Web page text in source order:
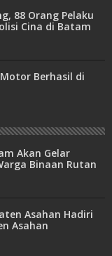
88 Orang Pelaku
Cina di Batam
Berhasil di
Akan Gelar
Binaan Rutan
Asahan Hadiri
Asahan